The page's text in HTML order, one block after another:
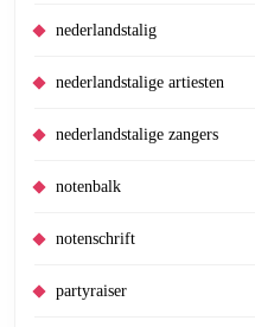
nederlandstalig
nederlandstalige artiesten
nederlandstalige zangers
notenbalk
notenschrift
partyraiser